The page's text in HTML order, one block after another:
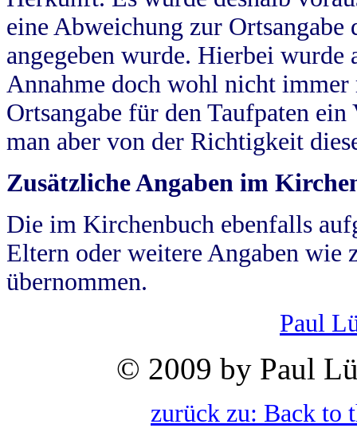
eine Abweichung zur
angegeben wurde. Hierbei wurde
Annahme doch wohl nicht
Ortsangabe für den Taufpaten
man aber von der Richtigkeit
Zusätzliche Angaben im
Die im Kirchenbuch ebenfalls
Eltern oder weitere Angaben wie
übernommen.
Paul
© 2009 by Paul
zurück zu: Back to